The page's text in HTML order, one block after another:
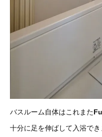
バスルーム自体はこれまた
十分に足を伸ばして入浴でき